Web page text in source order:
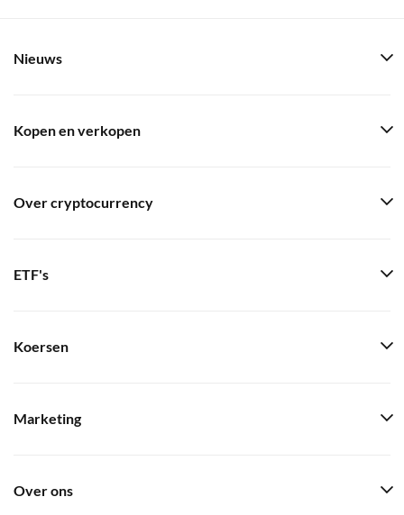
Nieuws
Kopen en verkopen
Over cryptocurrency
ETF's
Koersen
Marketing
Over ons